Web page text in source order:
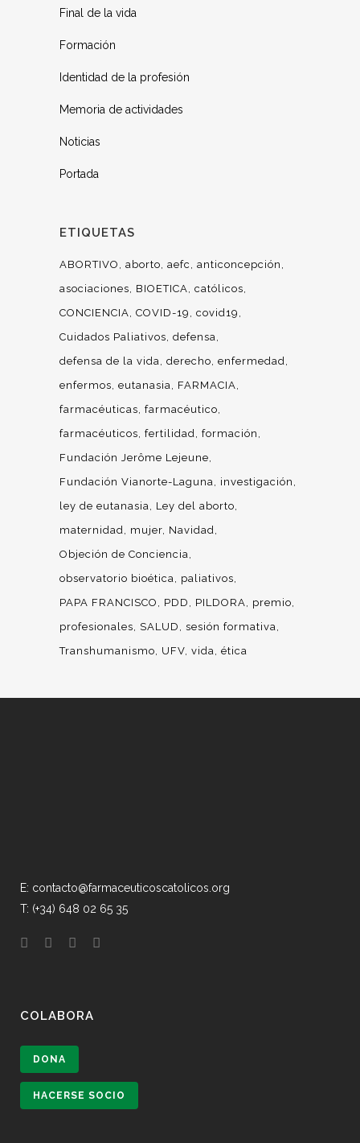
Final de la vida
Formación
Identidad de la profesión
Memoria de actividades
Noticias
Portada
ETIQUETAS
ABORTIVO aborto aefc
anticoncepción
asociaciones
BIOETICA católicos
CONCIENCIA COVID-19
covid19
Cuidados Paliativos defensa
defensa de la vida derecho enfermedad
enfermos eutanasia
FARMACIA
farmacéuticas farmacéutico
farmacéuticos fertilidad formación
Fundación Jerôme Lejeune
Fundación Vianorte-Laguna
investigación
ley de eutanasia
Ley del aborto
maternidad
mujer Navidad
Objeción de Conciencia
observatorio bioética
paliativos
PAPA FRANCISCO
PDD PILDORA
premio
profesionales
SALUD
sesión formativa
Transhumanismo
UFV vida ética
E: contacto@farmaceuticoscatolicos.org
T: (+34) 648 02 65 35
COLABORA
DONA
HACERSE SOCIO